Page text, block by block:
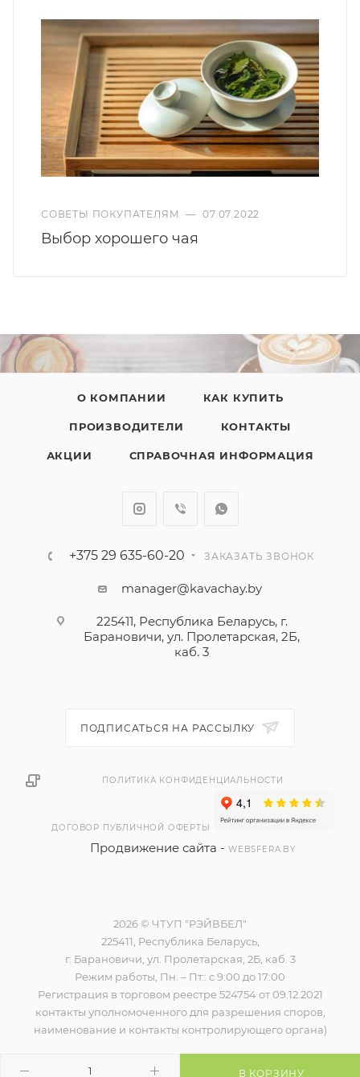
В КОРЗИНУ
СОВЕТЫ ПОКУПАТЕЛЯМ — 07.07.2022
Выбор хорошего чая
О КОМПАНИИ КАК КУПИТЬ
ПРОИЗВОДИТЕЛИ КОНТАКТЫ
АКЦИИ СПРАВОЧНАЯ ИНФОРМАЦИЯ
+375 29 635-60-20 ЗАКАЗАТЬ ЗВОНОК
manager@kavachay.by
225411, Республика Беларусь, г.
Барановичи, ул. Пролетарская, 2Б,
каб. 3
ПОДПИСАТЬСЯ НА РАССЫЛКУ
ПОЛИТИКА КОНФИДЕНЦИАЛЬНОСТИ
ДОГОВОР ПУБЛИЧНОЙ ОФЕРТЫ
Продвижение сайта -WEBSFERA.BY
2026 © ЧТУП "РЭЙВБЕЛ"
225411, Республика Беларусь,
г. Барановичи, ул. Пролетарская, 2Б, каб. 3
Режим работы, Пн. – Пт.: с 9:00 до 17:00
Регистрация в торговом реестре 524754 от 09.12.2021
контакты уполномоченного для разрешения споров,
наименование и контакты контролирующего органа)